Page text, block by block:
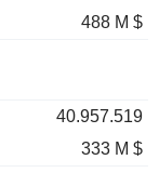
488 M $
40.957.519
333 M $